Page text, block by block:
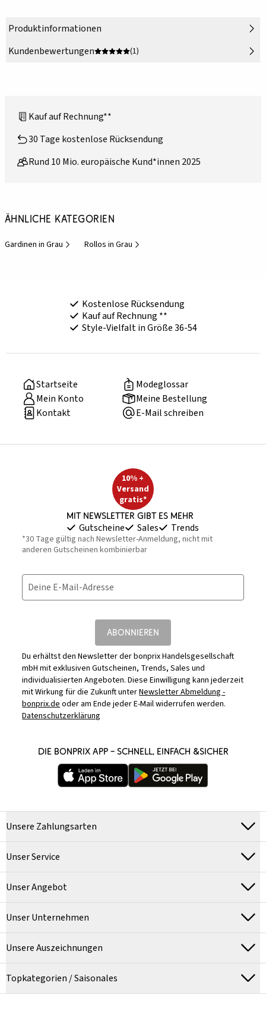
Produktinformationen
Kundenbewertungen
(1)
Kauf auf Rechnung**
30 Tage kostenlose Rücksendung
Rund 10 Mio. europäische Kund*innen 2025
Ähnliche Kategorien
Gardinen in Grau Rollos in Grau
Kostenlose Rücksendung
Kauf auf Rechnung **
Style-Vielfalt in Größe 36-54
Startseite
Modeglossar
Mein Konto
Meine Bestellung
Kontakt
E-Mail schreiben
10% +
Versand
gratis*
Mit Newsletter gibt es mehr
Gutscheine Sales Trends
*30 Tage gültig nach Newsletter-Anmeldung, nicht mit
anderen Gutscheinen kombinierbar
Deine E-Mail-Adresse
ABONNIEREN
Du erhältst den Newsletter der bonprix Handelsgesellschaft
mbH mit exklusiven Gutscheinen, Trends, Sales und
individualisierten Angeboten. Diese Einwilligung kann jederzeit
mit Wirkung für die Zukunft unterNewsletter Abmeldung -
bonprix.deoder am Ende jeder E-Mail widerrufen werden.
Datenschutzerklärung
DIE BONPRIX APP – SCHNELL, EINFACH &SICHER
Unsere Zahlungsarten
Unser Service
Unser Angebot
Unser Unternehmen
Unsere Auszeichnungen
Topkategorien / Saisonales